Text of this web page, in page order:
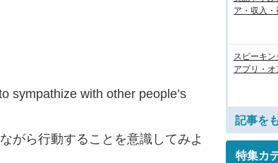
sympathize with other people’s
がら行動することを意識してみよ
ア・収入
スピーキン
アプリ・
記事を
特集カ